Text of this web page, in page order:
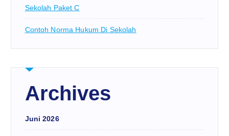
Sekolah Paket C
Contoh Norma Hukum Di Sekolah
Archives
Juni 2026